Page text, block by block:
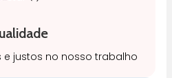
e justos no nosso trabalho